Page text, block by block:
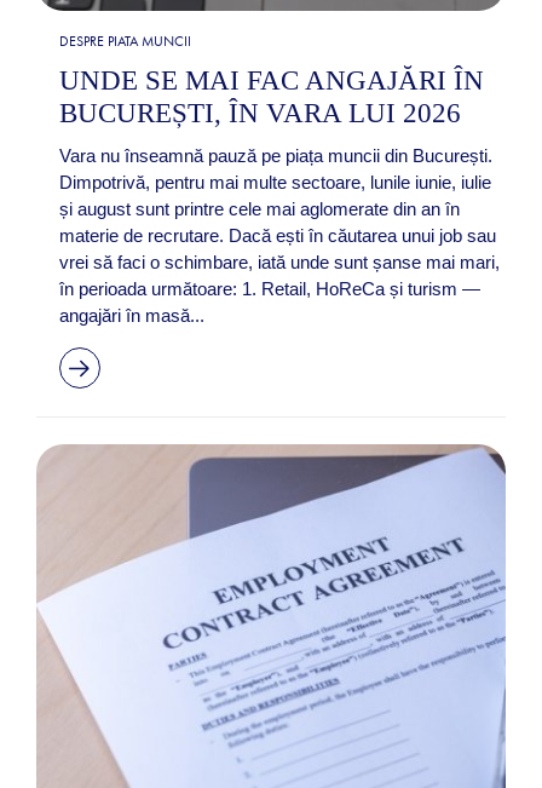
DESPRE PIATA MUNCII
UNDE SE MAI FAC ANGAJĂRI ÎN
BUCUREȘTI, ÎN VARA LUI 2026
Vara nu înseamnă pauză pe piața muncii din București.
Dimpotrivă, pentru mai multe sectoare, lunile iunie, iulie
și august sunt printre cele mai aglomerate din an în
materie de recrutare. Dacă ești în căutarea unui job sau
vrei să faci o schimbare, iată unde sunt șanse mai mari,
în perioada următoare: 1. Retail, HoReCa și turism —
angajări în masă...